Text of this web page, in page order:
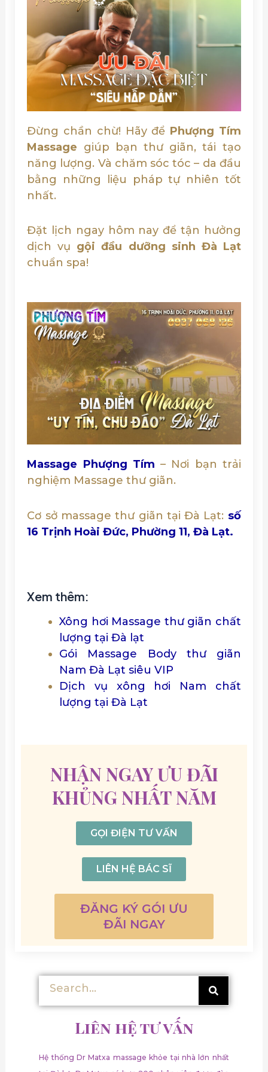
Đừng chần chừ! Hãy để Phượng Tím
Massage giúp bạn thư giãn, tái tạo
năng lượng. Và chăm sóc tóc – da đầu
bằng những liệu pháp tự nhiên tốt
nhất.
Đặt lịch ngay hôm nay để tận hưởng
dịch vụ gội đầu dưỡng sinh Đà Lạt
chuẩn spa!
Massage Phượng Tím – Nơi bạn trải
nghiệm Massage thư giãn.
Cơ sở massage thư giãn tại Đà Lạt: số
16 Trịnh Hoài Đức, Phường 11, Đà Lạt.
Xem thêm:
Xông hơi Massage thư giãn chất
lượng tại Đà lạt
Gói Massage Body thư giãn
Nam Đà Lạt siêu VIP
Dịch vụ xông hơi Nam chất
lượng tại Đà Lạt
NHẬN NGAY ƯU ĐÃI
KHỦNG NHẤT NĂM
GỌI ĐIỆN TƯ VẤN
LIÊN HỆ BÁC SĨ
ĐĂNG KÝ GÓI ƯU
ĐÃI NGAY
kiếm
Tìm
kiếm
Liên hệ tư vấn
Hệ thống Dr Matxa massage khỏe tại nhà lớn nhất